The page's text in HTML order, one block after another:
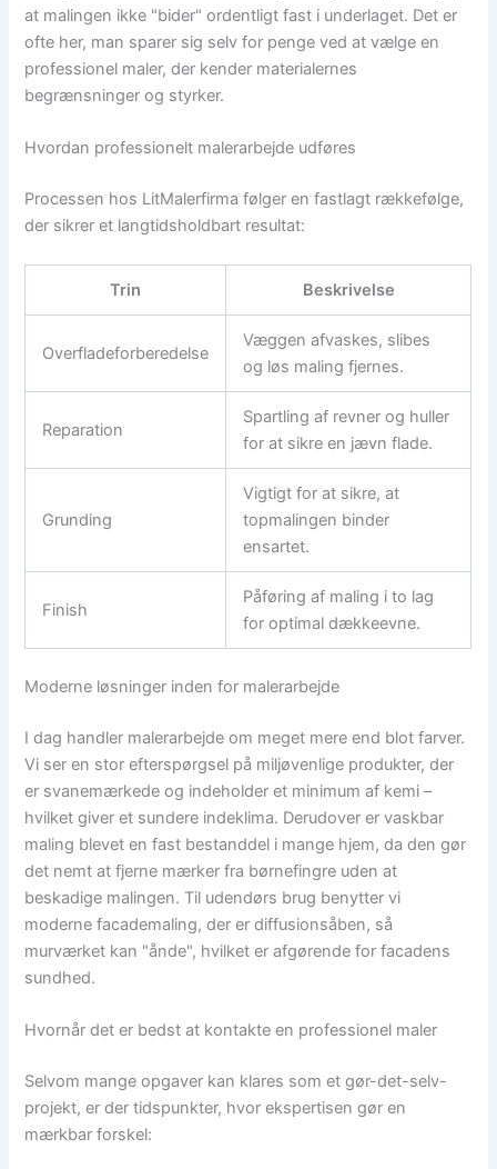
at malingen ikke "bider" ordentligt fast i underlaget. Det er
ofte her, man sparer sig selv for penge ved at vælge en
professionel maler, der kender materialernes
begrænsninger og styrker.
Hvordan professionelt malerarbejde udføres
Processen hos LitMalerfirma følger en fastlagt rækkefølge,
der sikrer et langtidsholdbart resultat:
Trin Beskrivelse
Overfladeforberedelse
Væggen afvaskes, slibes
og løs maling fjernes.
Reparation
Spartling af revner og huller
for at sikre en jævn flade.
Grunding
Vigtigt for at sikre, at
topmalingen binder
ensartet.
Finish
Påføring af maling i to lag
for optimal dækkeevne.
Moderne løsninger inden for malerarbejde
I dag handler malerarbejde om meget mere end blot farver.
Vi ser en stor efterspørgsel på miljøvenlige produkter, der
er svanemærkede og indeholder et minimum af kemi –
hvilket giver et sundere indeklima. Derudover er vaskbar
maling blevet en fast bestanddel i mange hjem, da den gør
det nemt at fjerne mærker fra børnefingre uden at
beskadige malingen. Til udendørs brug benytter vi
moderne facademaling, der er diffusionsåben, så
murværket kan "ånde", hvilket er afgørende for facadens
sundhed.
Hvornår det er bedst at kontakte en professionel maler
Selvom mange opgaver kan klares som et gør-det-selv-
projekt, er der tidspunkter, hvor ekspertisen gør en
mærkbar forskel: